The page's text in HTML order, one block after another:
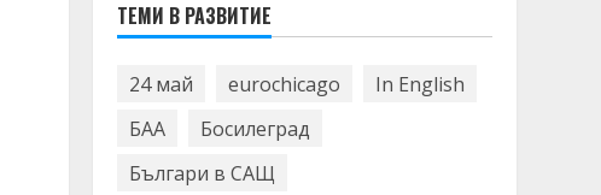
ТЕМИ В РАЗВИТИЕ
24 май eurochicago
In English
БАА
Босилеград
Българи в САЩ